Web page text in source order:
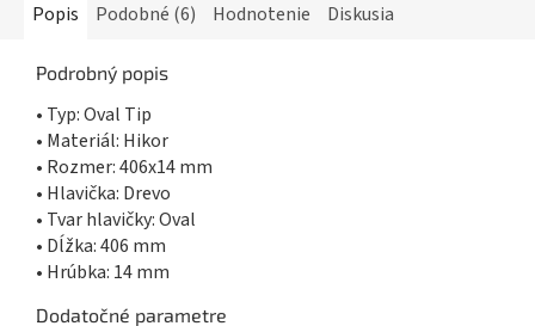
Popis Podobné (6) Hodnotenie Diskusia
Podrobný popis
• Typ: Oval Tip
• Materiál: Hikor
• Rozmer: 406x14 mm
• Hlavička: Drevo
• Tvar hlavičky: Oval
• Dĺžka: 406 mm
• Hrúbka: 14 mm
Dodatočné parametre